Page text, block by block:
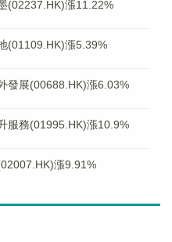
(02237.HK)漲11.22%
(01109.HK)漲5.39%
發展(00688.HK)漲6.03%
服務(01995.HK)漲10.9%
漲9.91%